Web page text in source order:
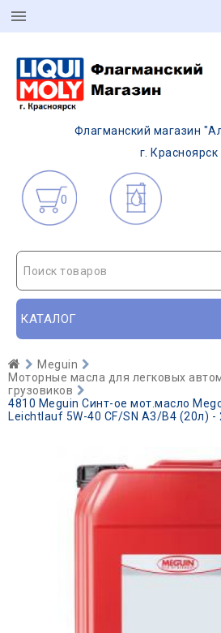
Флагманский магазин
г. Красноярск
0
Поиск товаров
КАТАЛОГ
Meguin
Моторные масла для легковых
грузовиков
4810 Meguin Синт-ое мот.масло
Leichtlauf 5W-40 CF/SN A3/B4 (20л) -